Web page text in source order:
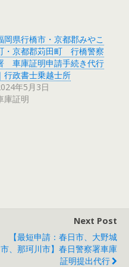
岡県行橋市・京都郡みやこ
・京都郡苅田町 行橋警察
車庫証明申請手続き代行
｜行政書士乗越士所
年5月3日
庫証明
Next Post
【最短申請：春日市、大野城
市、那珂川市】春日警察署車庫
証明提出代行